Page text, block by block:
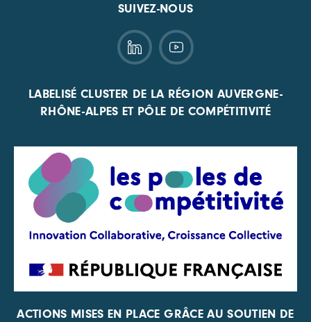
SUIVEZ-NOUS
LABELISÉ CLUSTER DE LA RÉGION AUVERGNE-
RHÔNE-ALPES ET PÔLE DE COMPÉTITIVITÉ
ACTIONS MISES EN PLACE GRÂCE AU SOUTIEN DE